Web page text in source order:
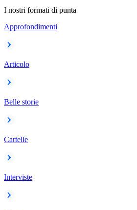
I nostri formati di punta
Approfondimenti
Articolo
Belle storie
Cartelle
Interviste